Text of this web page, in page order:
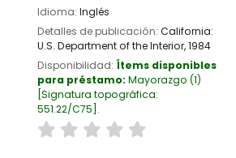
Idioma: Inglés
Detalles de publicación: California:
U.S. Department of the Interior,1984
Disponibilidad: Ítems disponibles
para préstamo: Mayorazgo (1)
Signatura topográfica:
551.22/C75 .